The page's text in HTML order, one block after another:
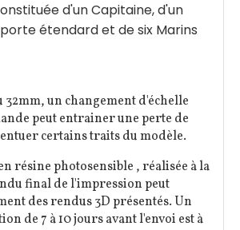
d'un Capitaine, d'un
étendard et de six Marins
32mm, un changement d'échelle
peut entrainer une perte de
certains traits du modèle.
résine photosensible , réalisée à la
final de l'impression peut
des rendus 3D présentés. Un
de 7 à 10 jours avant l'envoi est à